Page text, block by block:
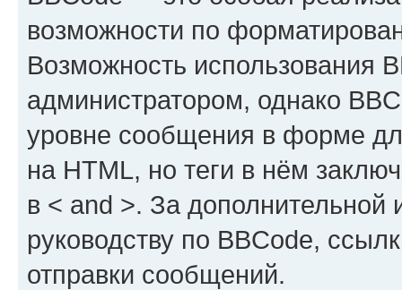
возможности по
Возможность использования
администратором, однако
уровне сообщения в форме
на HTML, но теги в нём
в < and >. За
руководству по BBCode,
отправки сообщений.